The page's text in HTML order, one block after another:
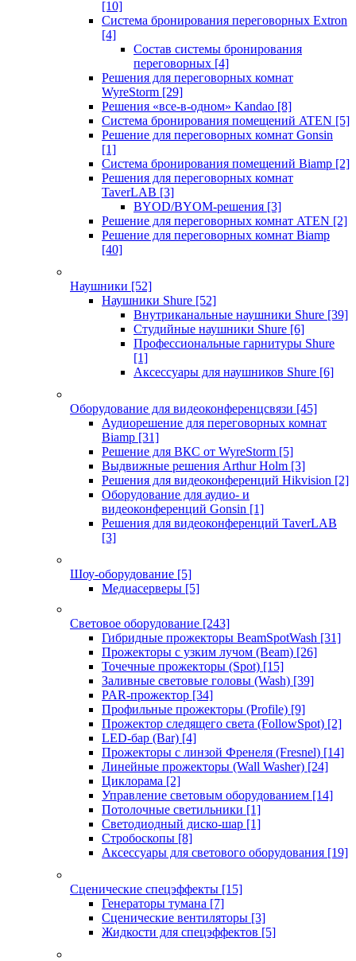
[10]
Система бронирования переговорных Extron
[4]
Состав системы бронирования
переговорных [4]
Решения для переговорных комнат
WyreStorm [29]
Решения «все-в-одном» Kandao [8]
Система бронирования помещений ATEN [5]
Решение для переговорных комнат Gonsin
[1]
Система бронирования помещений Biamp [2]
Решения для переговорных комнат
TaverLAB [3]
BYOD/BYOM-решения [3]
Решение для переговорных комнат ATEN [2]
Решение для переговорных комнат Biamp
[40]
Наушники [52]
Наушники Shure [52]
Внутриканальные наушники Shure [39]
Студийные наушники Shure [6]
Профессиональные гарнитуры Shure
[1]
Аксессуары для наушников Shure [6]
Оборудование для видеоконференцсвязи [45]
Аудиорешение для переговорных комнат
Biamp [31]
Решение для ВКС от WyreStorm [5]
Выдвижные решения Arthur Holm [3]
Решения для видеоконференций Hikvision [2]
Оборудование для аудио- и
видеоконференций Gonsin [1]
Решения для видеоконференций TaverLAB
[3]
Шоу-оборудование [5]
Медиасерверы [5]
Световое оборудование [243]
Гибридные прожекторы BeamSpotWash [31]
Прожекторы с узким лучом (Beam) [26]
Точечные прожекторы (Spot) [15]
Заливные световые головы (Wash) [39]
PAR-прожектор [34]
Профильные прожекторы (Profile) [9]
Прожектор следящего света (FollowSpot) [2]
LED-бар (Bar) [4]
Прожекторы с линзой Френеля (Fresnel) [14]
Линейные прожекторы (Wall Washer) [24]
Циклорама [2]
Управление световым оборудованием [14]
Потолочные светильники [1]
Светодиодный диско-шар [1]
Стробоскопы [8]
Аксессуары для светового оборудования [19]
Сценические спецэффекты [15]
Генераторы тумана [7]
Сценические вентиляторы [3]
Жидкости для спецэффектов [5]